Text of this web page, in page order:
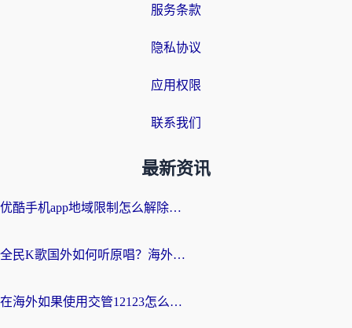
服务条款
隐私协议
应用权限
联系我们
最新资讯
优酷手机app地域限制怎么解除？海外党亲测有效的追剧方案
全民K歌国外如何听原唱？海外党亲测有效的回国加速器选择指南
在海外如果使用交管12123怎么处理？留学生亲测有效的回国加速方案